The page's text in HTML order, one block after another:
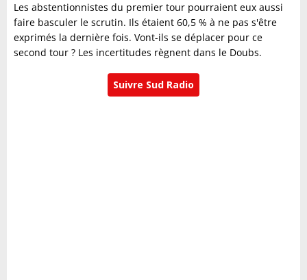
Les abstentionnistes du premier tour pourraient eux aussi
faire basculer le scrutin. Ils étaient 60,5 % à ne pas s'être
exprimés la dernière fois. Vont-ils se déplacer pour ce
second tour ? Les incertitudes règnent dans le Doubs.
Suivre Sud Radio